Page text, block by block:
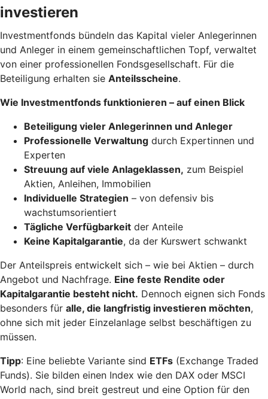
investieren
Investmentfonds bündeln das Kapital vieler Anlegerinnen
und Anleger in einem gemeinschaftlichen Topf, verwaltet
von einer professionellen Fondsgesellschaft. Für die
Beteiligung erhalten sie Anteilsscheine.
Wie Investmentfonds funktionieren – auf einen Blick
Beteiligung vieler Anlegerinnen und Anleger
Professionelle Verwaltung durch Expertinnen und
Experten
Streuung auf viele Anlageklassen, zum Beispiel
Aktien, Anleihen, Immobilien
Individuelle Strategien – von defensiv bis
wachstumsorientiert
Tägliche Verfügbarkeit der Anteile
Keine Kapitalgarantie, da der Kurswert schwankt
Der Anteilspreis entwickelt sich – wie bei Aktien – durch
Angebot und Nachfrage. Eine feste Rendite oder
Kapitalgarantie besteht nicht. Dennoch eignen sich Fonds
besonders für alle, die langfristig investieren möchten,
ohne sich mit jeder Einzelanlage selbst beschäftigen zu
müssen.
Tipp: Eine beliebte Variante sind ETFs (Exchange Traded
Funds). Sie bilden einen Index wie den DAX oder MSCI
World nach, sind breit gestreut und eine Option für den